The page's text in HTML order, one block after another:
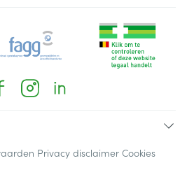
Privacy disclaimer Cookies